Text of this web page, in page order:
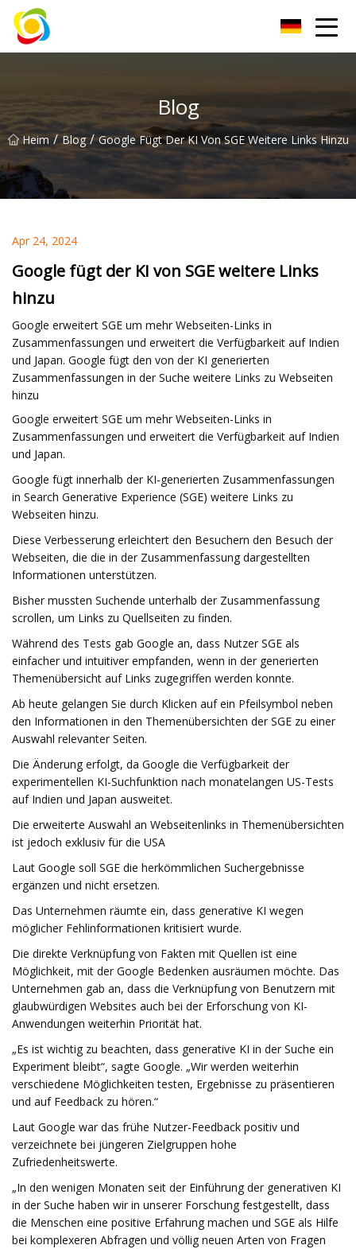
Blog
Heim / Blog / Google Fügt Der KI Von SGE Weitere Links Hinzu
Apr 24, 2024
Google fügt der KI von SGE weitere Links
hinzu
Google erweitert SGE um mehr Webseiten-Links in
Zusammenfassungen und erweitert die Verfügbarkeit auf Indien
und Japan. Google fügt den von der KI generierten
Zusammenfassungen in der Suche weitere Links zu Webseiten
hinzu
Google erweitert SGE um mehr Webseiten-Links in
Zusammenfassungen und erweitert die Verfügbarkeit auf Indien
und Japan.
Google fügt innerhalb der KI-generierten Zusammenfassungen
in Search Generative Experience (SGE) weitere Links zu
Webseiten hinzu.
Diese Verbesserung erleichtert den Besuchern den Besuch der
Webseiten, die die in der Zusammenfassung dargestellten
Informationen unterstützen.
Bisher mussten Suchende unterhalb der Zusammenfassung
scrollen, um Links zu Quellseiten zu finden.
Während des Tests gab Google an, dass Nutzer SGE als
einfacher und intuitiver empfanden, wenn in der generierten
Themenübersicht auf Links zugegriffen werden konnte.
Ab heute gelangen Sie durch Klicken auf ein Pfeilsymbol neben
den Informationen in den Themenübersichten der SGE zu einer
Auswahl relevanter Seiten.
Die Änderung erfolgt, da Google die Verfügbarkeit der
experimentellen KI-Suchfunktion nach monatelangen US-Tests
auf Indien und Japan ausweitet.
Die erweiterte Auswahl an Webseitenlinks in Themenübersichten
ist jedoch exklusiv für die USA
Laut Google soll SGE die herkömmlichen Suchergebnisse
ergänzen und nicht ersetzen.
Das Unternehmen räumte ein, dass generative KI wegen
möglicher Fehlinformationen kritisiert wurde.
Die direkte Verknüpfung von Fakten mit Quellen ist eine
Möglichkeit, mit der Google Bedenken ausräumen möchte. Das
Unternehmen gab an, dass die Verknüpfung von Benutzern mit
glaubwürdigen Websites auch bei der Erforschung von KI-
Anwendungen weiterhin Priorität hat.
„Es ist wichtig zu beachten, dass generative KI in der Suche ein
Experiment bleibt“, sagte Google. „Wir werden weiterhin
verschiedene Möglichkeiten testen, Ergebnisse zu präsentieren
und auf Feedback zu hören.“
Laut Google war das frühe Nutzer-Feedback positiv und
verzeichnete bei jüngeren Zielgruppen hohe
Zufriedenheitswerte.
„In den wenigen Monaten seit der Einführung der generativen KI
in der Suche haben wir in unserer Forschung festgestellt, dass
die Menschen eine positive Erfahrung machen und SGE als Hilfe
bei komplexeren Abfragen und völlig neuen Arten von Fragen